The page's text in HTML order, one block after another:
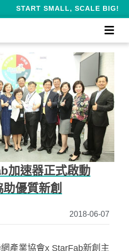
START SMALL, SCALE BIG!
加速器正式啟動
助優質新創
2018-06-07
產業協會x StarFab新創主